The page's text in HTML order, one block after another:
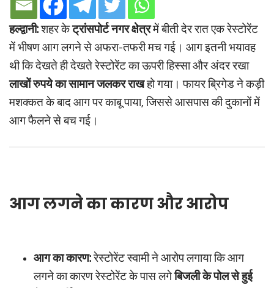
हल्द्वानी:शहर केट्रांसपोर्ट नगर क्षेत्रमें बीती देर रात एक रेस्टोरेंट
में भीषण आग लगने से अफरा-तफरी मच गई। आग इतनी भयावह
थी कि देखते ही देखते रेस्टोरेंट का ऊपरी हिस्सा और अंदर रखा
लाखों रुपये का सामान जलकर राखहो गया। फायर ब्रिगेड ने कड़ी
मशक्कत के बाद आग पर काबू पाया, जिससे आसपास की दुकानों में
आग फैलने से बच गई।
आग लगने का कारण और आरोप
आग का कारण:रेस्टोरेंट स्वामी ने आरोप लगाया कि आग
लगने का कारण रेस्टोरेंट के पास लगेबिजली के पोल से हुई